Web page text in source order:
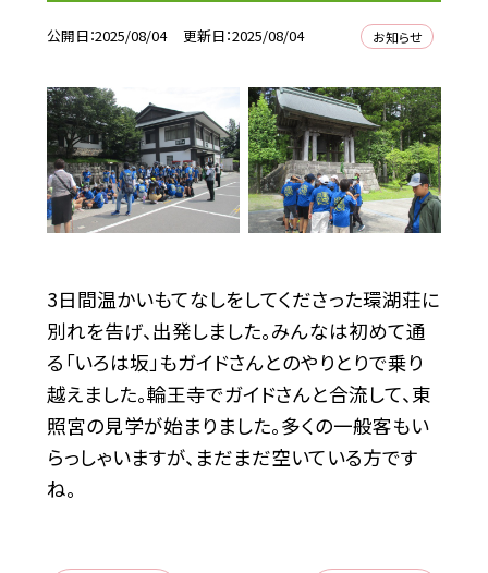
公開日 2025/08/04 更新日 2025/08/04 お知らせ
3日間温かいもてなしをしてくださった環湖荘に
別れを告げ、出発しました。みんなは初めて通
る「いろは坂」もガイドさんとのやりとりで乗り
越えました。輪王寺でガイドさんと合流して、東
照宮の見学が始まりました。多くの一般客もい
らっしゃいますが、まだまだ空いている方です
ね。